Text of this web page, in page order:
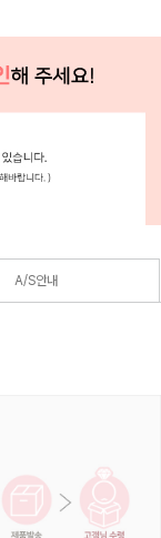
A/S안내